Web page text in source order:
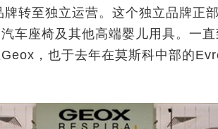
转至独立运营。这个独立品牌正
车座椅及其他高端婴儿用具。一
，也于去年在莫斯科中部的